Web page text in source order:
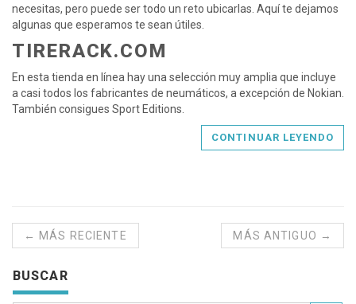
necesitas, pero puede ser todo un reto ubicarlas. Aquí te dejamos
algunas que esperamos te sean útiles.
TIRERACK.COM
En esta tienda en línea hay una selección muy amplia que incluye
a casi todos los fabricantes de neumáticos, a excepción de Nokian.
También consigues Sport Editions.
CONTINUAR LEYENDO
← MÁS RECIENTE MÁS ANTIGUO →
BUSCAR